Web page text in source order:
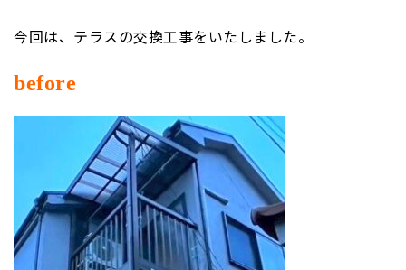
今回は、テラスの交換工事をいたしました。
before